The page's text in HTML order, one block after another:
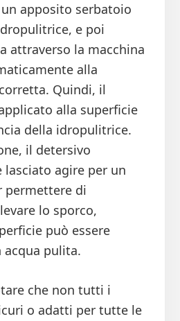
apposito serbatoio
e poi
attraverso la macchina
alla
Quindi, il
alla superficie
della idropulitrice.
il detersivo
lasciato agire per un
permettere di
lo sporco,
può essere
acqua pulita.
che non tutti i
o adatti per tutte le